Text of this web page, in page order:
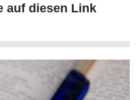
auf diesen Link